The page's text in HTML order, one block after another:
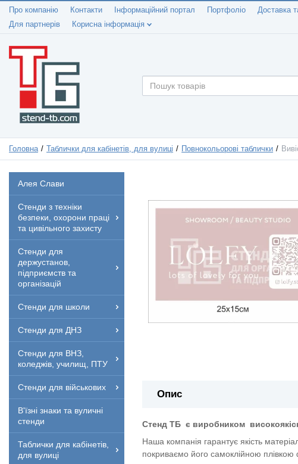
Про компанію Контакти Інформаційний портал Портфоліо Доставка
Для партнерів
Корисна інформація
Головна Таблички для кабінетів, для вулиці Повнокольорові таблички
Алея Слави
Стенди з техніки
безпеки, охорони праці
та цивільного захисту
Стенди для
держустанов,
підприємств та
організацій
Стенди для школи
Стенди для ДНЗ
Стенди для ВНЗ,
коледжів, училищ, ПТУ
Стенди для військових
В'їзні знаки та вуличні
стенди
Таблички для кабінетів,
для вулиці
Опис
Стенд ТБ є виробником
Наша компанія гарантує якість
покриваємо його самоклійною плівкою